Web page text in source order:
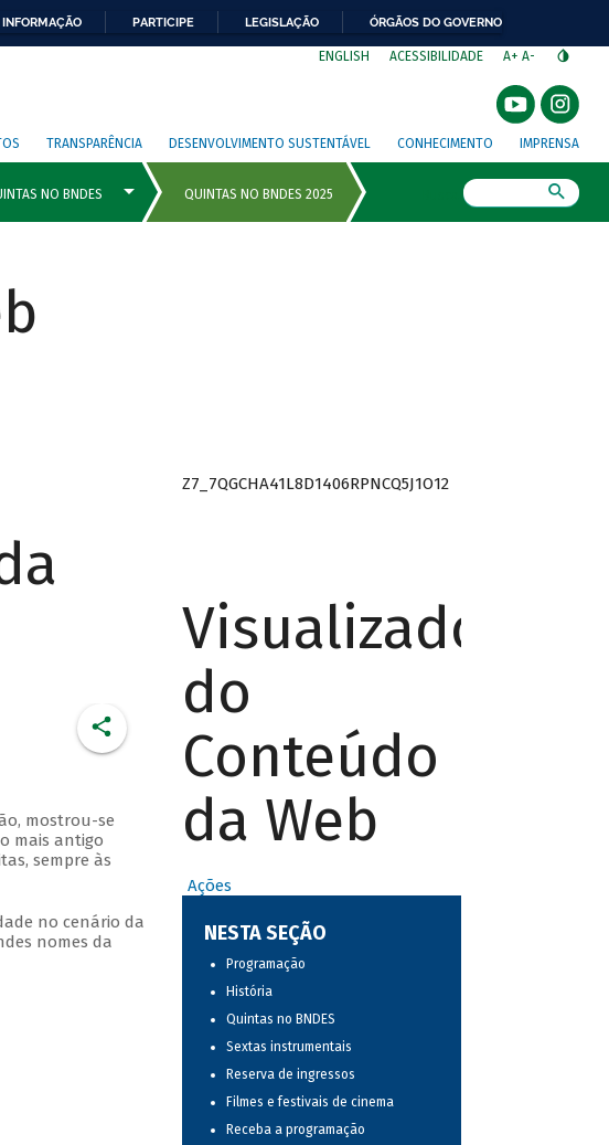
PARTICIPE LEGISLAÇÃO ÓRGÃOS DO GOVERNO
ENGLISH ACESSIBILIDADE A+ A-
TRANSPARÊNCIA DESENVOLVIMENTO SUSTENTÁVEL CONHECIMENTO IMPRENSA
mostrou-se
mais antigo
sempre às
no cenário da
nomes da
Z7_7QGCHA41L8D1406RPNCQ5J1O12
Visualizador
do
Conteúdo
da Web
Ações
NESTA SEÇÃO
Programação
História
Quintas no BNDES
Sextas instrumentais
Reserva de ingressos
Filmes e festivais de cinema
Receba a programação